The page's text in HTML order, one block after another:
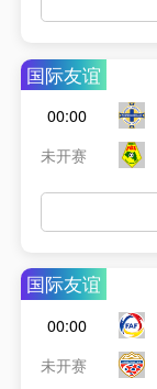
国际友谊
00:00
未开赛
国际友谊
00:00
未开赛